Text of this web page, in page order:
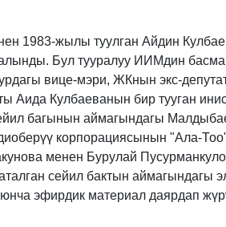
1983-жылы туулган Айдин
Бул тууралуу ИИМдин
вице-мэри, ЖКнын экс-
Кулбаеванын бир тууган
багынын аймагындагы
корпорациясынын "Ала-
менен Бурулай
сейил бактын аймагындагы
эфирдик материал даярдап